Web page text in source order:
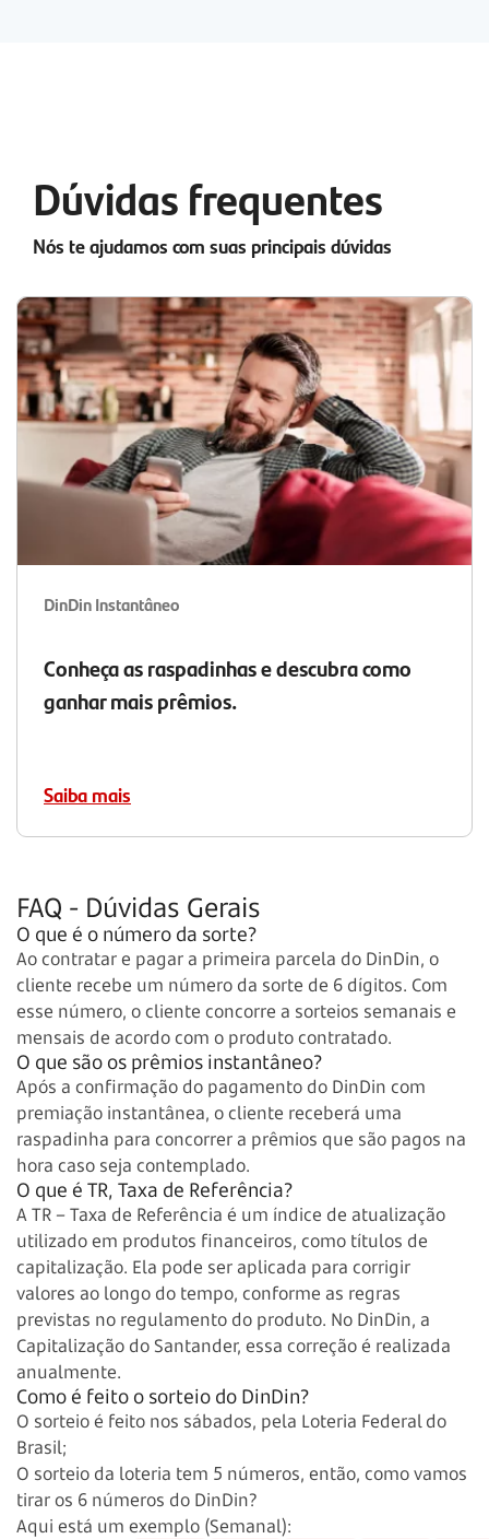
Dúvidas frequentes
Nós te ajudamos com suas principais dúvidas
DinDin Instantâneo
Conheça as raspadinhas e descubra como
ganhar mais prêmios.
Saiba mais
FAQ - Dúvidas Gerais
O que é o número da sorte?
Ao contratar e pagar a primeira parcela do DinDin, o
cliente recebe um número da sorte de 6 dígitos. Com
esse número, o cliente concorre a sorteios semanais e
mensais de acordo com o produto contratado.
O que são os prêmios instantâneo?
Após a confirmação do pagamento do DinDin com
premiação instantânea, o cliente receberá uma
raspadinha para concorrer a prêmios que são pagos na
hora caso seja contemplado.
O que é TR, Taxa de Referência?
A TR – Taxa de Referência é um índice de atualização
utilizado em produtos financeiros, como títulos de
capitalização. Ela pode ser aplicada para corrigir
valores ao longo do tempo, conforme as regras
previstas no regulamento do produto. No DinDin, a
Capitalização do Santander, essa correção é realizada
anualmente.
Como é feito o sorteio do DinDin?
O sorteio é feito nos sábados, pela Loteria Federal do
Brasil;
O sorteio da loteria tem 5 números, então, como vamos
tirar os 6 números do DinDin?
Aqui está um exemplo (Semanal):